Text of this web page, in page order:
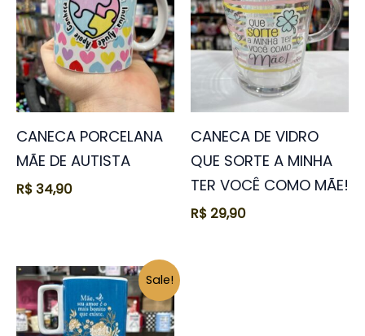
CANECA PORCELANA
MÃE DE AUTISTA
R$34,90
CANECA DE VIDRO
QUE SORTE A MINHA
TER VOCÊ COMO MÃE!
R$ 29,90
Sale!
O
preço
original
era:
O
preço
atual
é: